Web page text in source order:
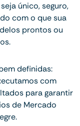
único, seguro,
com o que sua
prontos ou
definidas:
com
para garantir
de Mercado